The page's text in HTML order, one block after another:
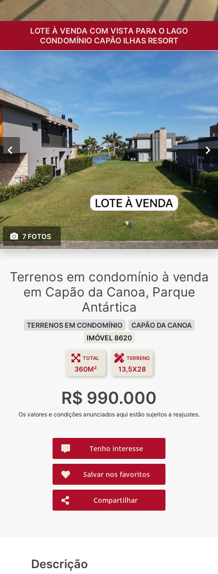
LOTE À VENDA COM VISTA PARA O LAGO
CONDOMÍNIO CAPÃO ILHAS RESORT
7 FOTOS
Terrenos em condomínio à venda
em Capão da Canoa, Parque
Antártica
TERRENOS EM CONDOMÍNIO
CAPÃO DA CANOA
IMÓVEL 8620
TOTAL
360M²
TERRENO
13,5X28
R$ 990.000
Os valores e condições anunciados aqui estão sujeitos a reajustes.
Tenho interesse
Salvar nos favoritos
Compartilhar
Descrição